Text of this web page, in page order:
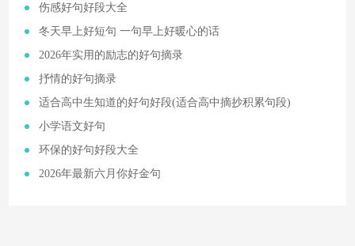
​伤感好句好段大全
​冬天早上好短句 一句早上好暖心的话
​2026年实用的励志的好句摘录
​抒情的好句摘录
​适合高中生知道的好句好段(适合高中摘抄积累句段)
​小学语文好句
​环保的好句好段大全
​2026年最新六月你好金句